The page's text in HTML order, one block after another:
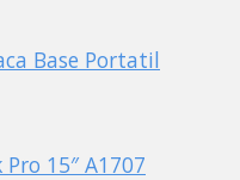
Base Portatil
15″ A1707